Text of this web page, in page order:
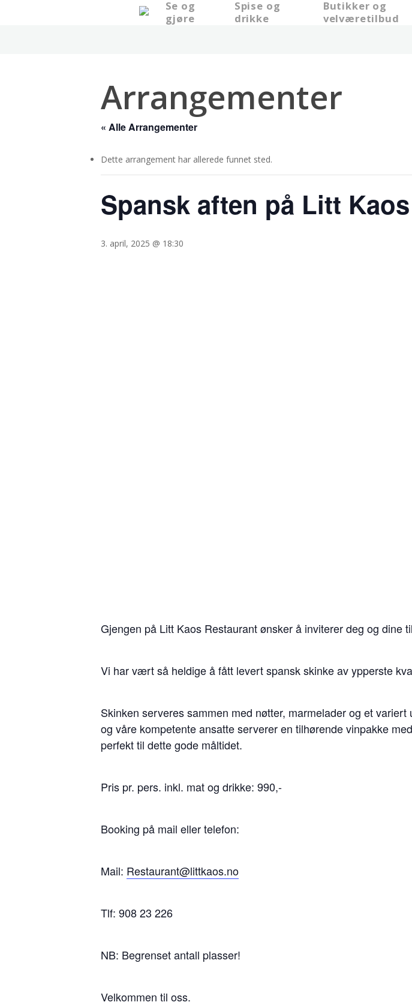
Se og
gjøre
Spise og
drikke
Butikker og
velværetilbud
Arrangementer
« Alle Arrangementer
Dette arrangement har allerede funnet sted.
Spansk aften på Litt
3. april, 2025 @ 18:30
Gjengen på Litt Kaos Restaurant ønsker å inviterer deg og dine
Vi har vært så heldige å fått levert spansk skinke av ypperste
Skinken serveres sammen med nøtter, marmelader og et
og våre kompetente ansatte serverer en tilhørende vinpakke
perfekt til dette gode måltidet.
Pris pr. pers. inkl. mat og drikke: 990,-
Booking på mail eller telefon:
Mail: Restaurant@littkaos.no
Tlf: 908 23 226
NB: Begrenset antall plasser!
Velkommen til oss.